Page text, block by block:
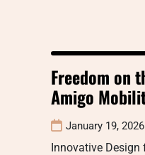
Freedom on
Amigo
January 19, 2026
Innovative Design